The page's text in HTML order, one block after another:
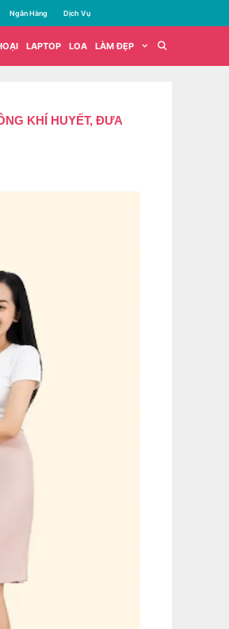
Ngân Hàng Dịch Vụ
LAPTOP LOA LÀM ĐẸP
KHÍ HUYẾT, ĐƯA